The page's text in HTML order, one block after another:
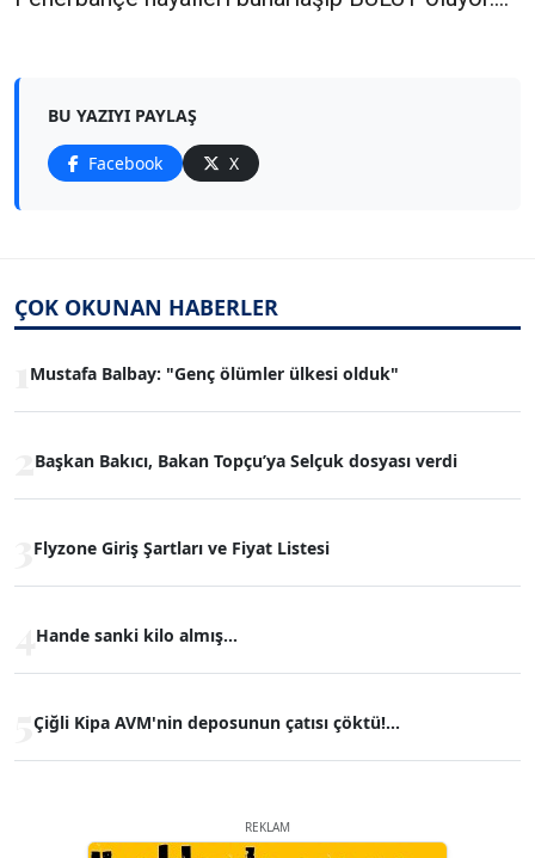
BU YAZIYI PAYLAŞ
Facebook X
ÇOK OKUNAN HABERLER
Mustafa Balbay: "Genç ölümler ülkesi olduk"
Başkan Bakıcı, Bakan Topçu’ya Selçuk dosyası verdi
Flyzone Giriş Şartları ve Fiyat Listesi
Hande sanki kilo almış...
Çiğli Kipa AVM'nin deposunun çatısı çöktü!...
REKLAM